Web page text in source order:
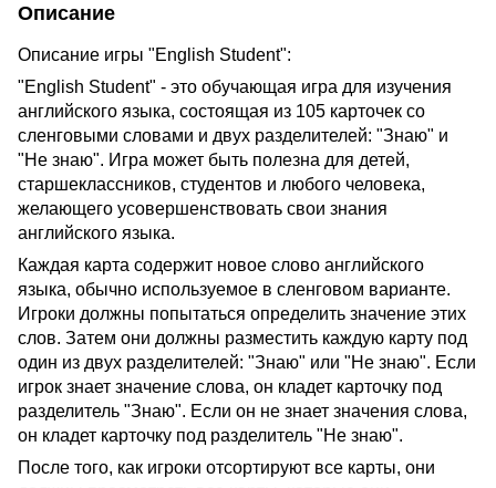
Описание
Описание игры "English Student":
"English Student" - это обучающая игра для изучения
английского языка, состоящая из 105 карточек со
сленговыми словами и двух разделителей: "Знаю" и
"Не знаю". Игра может быть полезна для детей,
старшеклассников, студентов и любого человека,
желающего усовершенствовать свои знания
английского языка.
Каждая карта содержит новое слово английского
языка, обычно используемое в сленговом варианте.
Игроки должны попытаться определить значение этих
слов. Затем они должны разместить каждую карту под
один из двух разделителей: "Знаю" или "Не знаю". Если
игрок знает значение слова, он кладет карточку под
разделитель "Знаю". Если он не знает значения слова,
он кладет карточку под разделитель "Не знаю".
После того, как игроки отсортируют все карты, они